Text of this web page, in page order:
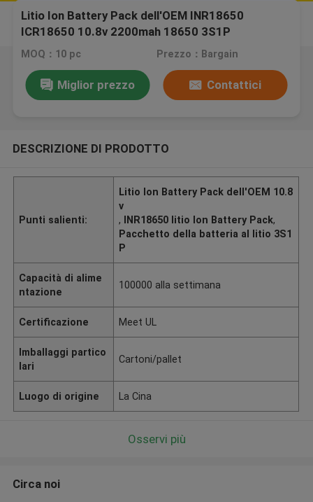
Litio Ion Battery Pack dell'OEM INR18650
ICR18650 10.8v 2200mah 18650 3S1P
MOQ：10 pc Prezzo：Bargain
Miglior prezzo Contattici
DESCRIZIONE DI PRODOTTO
Punti salienti:
Litio Ion Battery Pack dell'OEM 10.8
v
, INR18650 litio Ion Battery Pack,
Pacchetto della batteria al litio 3S1
P
Capacità di alime
ntazione
100000 alla settimana
Certificazione Meet UL
Imballaggi partico
lari
Cartoni/pallet
Luogo di origine La Cina
Osservi più
Circa noi